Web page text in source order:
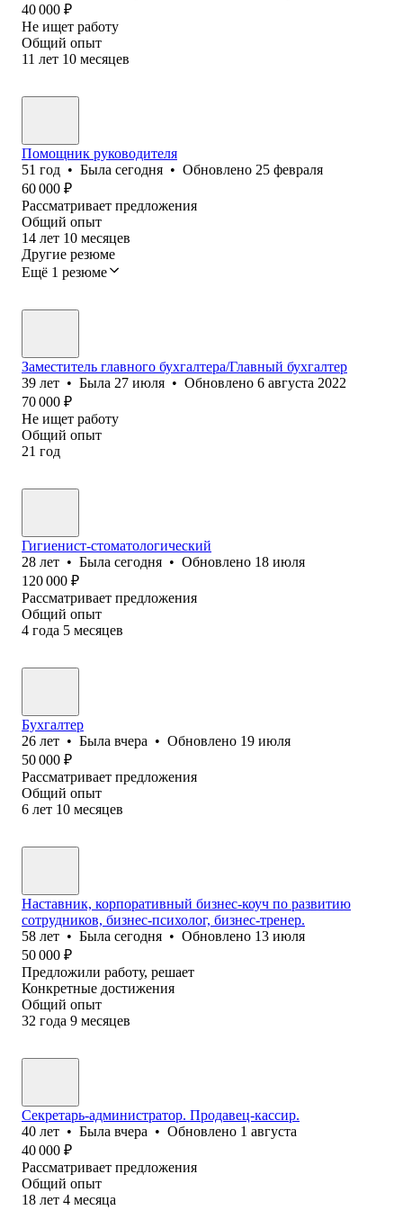
40 000 ₽
Не ищет работу
Общий опыт
11 лет 10 месяцев
Помощник руководителя
51 год • Была сегодня • Обновлено 25 февраля
60 000 ₽
Рассматривает предложения
Общий опыт
14 лет 10 месяцев
Другие резюме
Ещё 1 резюме
Заместитель главного бухгалтера/Главный бухгалтер
39 лет • Была 27 июля • Обновлено 6 августа 2022
70 000 ₽
Не ищет работу
Общий опыт
21 год
Гигиенист-стоматологический
28 лет • Была сегодня • Обновлено 18 июля
120 000 ₽
Рассматривает предложения
Общий опыт
4 года 5 месяцев
Бухгалтер
26 лет • Была вчера • Обновлено 19 июля
50 000 ₽
Рассматривает предложения
Общий опыт
6 лет 10 месяцев
Наставник, корпоративный бизнес-коуч по развитию
сотрудников, бизнес-психолог, бизнес-тренер.
58 лет • Была сегодня • Обновлено 13 июля
50 000 ₽
Предложили работу, решает
Конкретные достижения
Общий опыт
32 года 9 месяцев
Секретарь-администратор. Продавец-кассир.
40 лет • Была вчера • Обновлено 1 августа
40 000 ₽
Рассматривает предложения
Общий опыт
18 лет 4 месяца